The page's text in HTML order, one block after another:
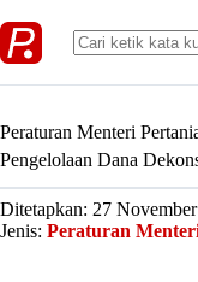
to
content
Peraturan Menteri
Pengelolaan Dana
Ditetapkan: 27
Jenis: Peraturan